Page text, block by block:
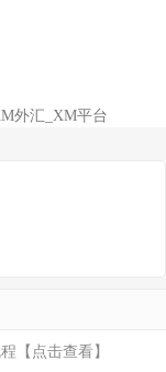
外汇_XM平台
【点击查看】